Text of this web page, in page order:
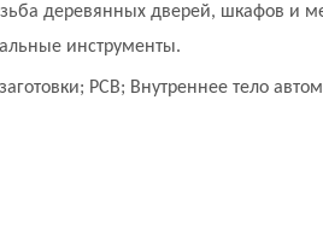
деревянных дверей, шкафов и
инструменты.
PCB; Внутреннее тело